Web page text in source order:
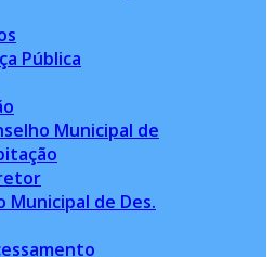
Pública
Municipal de
Municipal de Des.